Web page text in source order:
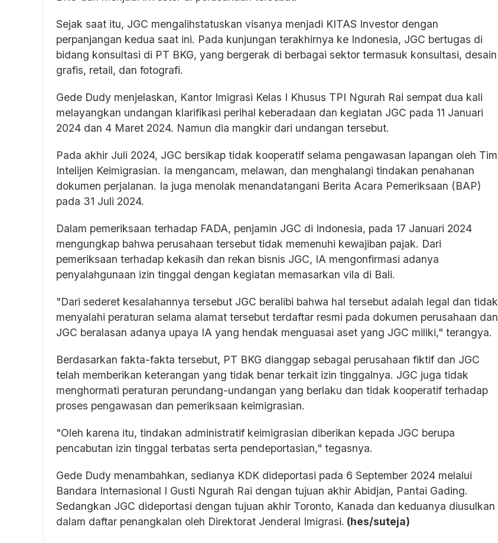
Sejak saat itu, JGC mengalihstatuskan visanya menjadi KITAS Investor dengan
perpanjangan kedua saat ini. Pada kunjungan terakhirnya ke Indonesia, JGC bertugas di
bidang konsultasi di PT BKG, yang bergerak di berbagai sektor termasuk konsultasi, desain
grafis, retail, dan fotografi.
Gede Dudy menjelaskan, Kantor Imigrasi Kelas I Khusus TPI Ngurah Rai sempat dua kali
melayangkan undangan klarifikasi perihal keberadaan dan kegiatan JGC pada 11 Januari
2024 dan 4 Maret 2024. Namun dia mangkir dari undangan tersebut.
Pada akhir Juli 2024, JGC bersikap tidak kooperatif selama pengawasan lapangan oleh Tim
Intelijen Keimigrasian. Ia mengancam, melawan, dan menghalangi tindakan penahanan
dokumen perjalanan. Ia juga menolak menandatangani Berita Acara Pemeriksaan (BAP)
pada 31 Juli 2024.
Dalam pemeriksaan terhadap FADA, penjamin JGC di Indonesia, pada 17 Januari 2024
mengungkap bahwa perusahaan tersebut tidak memenuhi kewajiban pajak. Dari
pemeriksaan terhadap kekasih dan rekan bisnis JGC, IA mengonfirmasi adanya
penyalahgunaan izin tinggal dengan kegiatan memasarkan vila di Bali.
"Dari sederet kesalahannya tersebut JGC beralibi bahwa hal tersebut adalah legal dan tidak
menyalahi peraturan selama alamat tersebut terdaftar resmi pada dokumen perusahaan dan
JGC beralasan adanya upaya IA yang hendak menguasai aset yang JGC miliki," terangya.
Berdasarkan fakta-fakta tersebut, PT BKG dianggap sebagai perusahaan fiktif dan JGC
telah memberikan keterangan yang tidak benar terkait izin tinggalnya. JGC juga tidak
menghormati peraturan perundang-undangan yang berlaku dan tidak kooperatif terhadap
proses pengawasan dan pemeriksaan keimigrasian.
"Oleh karena itu, tindakan administratif keimigrasian diberikan kepada JGC berupa
pencabutan izin tinggal terbatas serta pendeportasian," tegasnya.
Gede Dudy menambahkan, sedianya KDK dideportasi pada 6 September 2024 melalui
Bandara Internasional I Gusti Ngurah Rai dengan tujuan akhir Abidjan, Pantai Gading.
Sedangkan JGC dideportasi dengan tujuan akhir Toronto, Kanada dan keduanya diusulkan
dalam daftar penangkalan oleh Direktorat Jenderal Imigrasi. (hes/suteja)